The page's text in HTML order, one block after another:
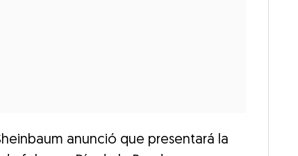
anunció que presentará la